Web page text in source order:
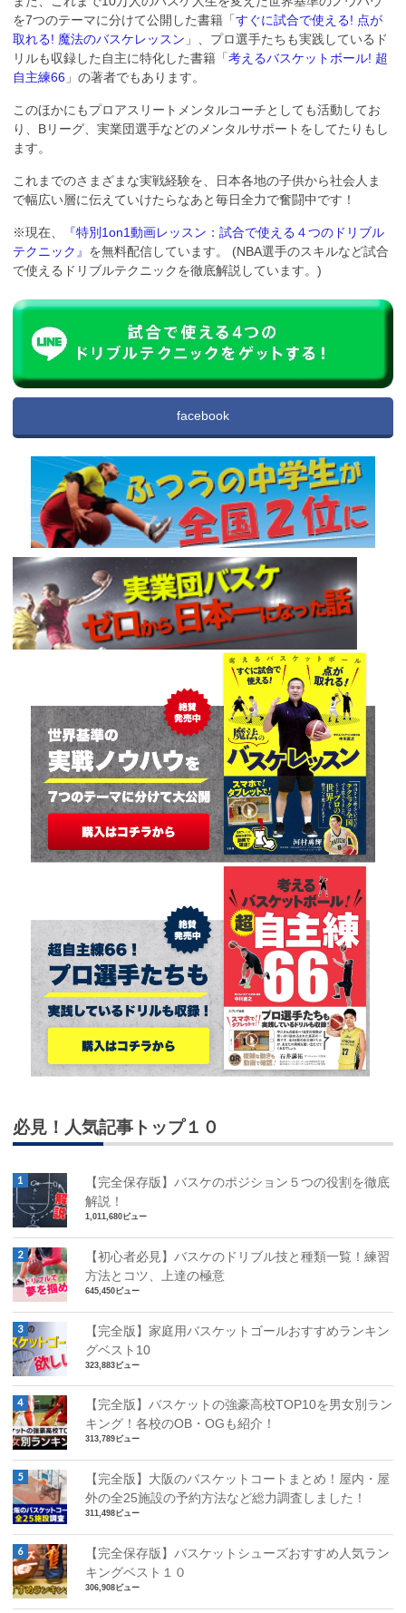
を7つのテーマに分けて公開した書籍「すぐに試合で使える! 点が
取れる! 魔法のバスケレッスン 」、プロ選手たちも実践しているド
リルも収録した自主に特化した書籍「考えるバスケットボール! 超
自主練66 」の著者でもあります。
このほかにもプロアスリートメンタルコーチとしても活動してお
り、Bリーグ、実業団選手などのメンタルサポートをしてたりもし
ます。
これまでのさまざまな実戦経験を、日本各地の子供から社会人ま
で幅広い層に伝えていけたらなあと毎日全力で奮闘中です！
※現在、
『特別1on1動画レッスン：試合で使える４つのドリブル
テクニック』 を無料配信しています。 (NBA選手のスキルなど試合
で使えるドリブルテクニックを徹底解説しています。)
facebook
必見！人気記事トップ１０
【完全保存版】バスケのポジション５つの役割を徹底
解説！
1,011,680ビュー
【初心者必見】バスケのドリブル技と種類一覧！練習
方法とコツ、上達の極意
645,450ビュー
【完全版】家庭用バスケットゴールおすすめランキン
グベスト10
323,883ビュー
【完全版】バスケットの強豪高校TOP10を男女別ラン
キング！各校のOB・OGも紹介！
313,789ビュー
【完全版】大阪のバスケットコートまとめ！屋内・屋
外の全25施設の予約方法など総力調査しました！
311,498ビュー
【完全保存版】バスケットシューズおすすめ人気ラン
キングベスト１０
306,908ビュー